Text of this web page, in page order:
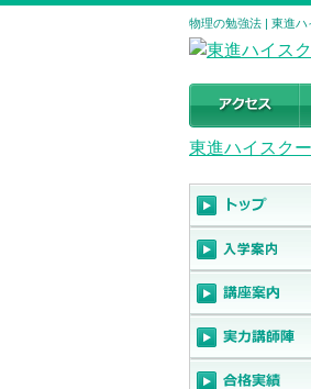
物理の勉強法 | 東進
東進ハイスク